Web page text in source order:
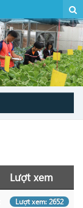
Lượt xem
Lượt xem: 2652